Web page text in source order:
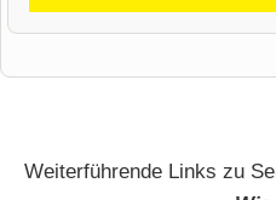
Weiterführende Links zu